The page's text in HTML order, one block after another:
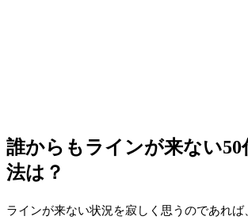
誰からもラインが来ない
法は？
ラインが来ない状況を寂しく思うのであれば